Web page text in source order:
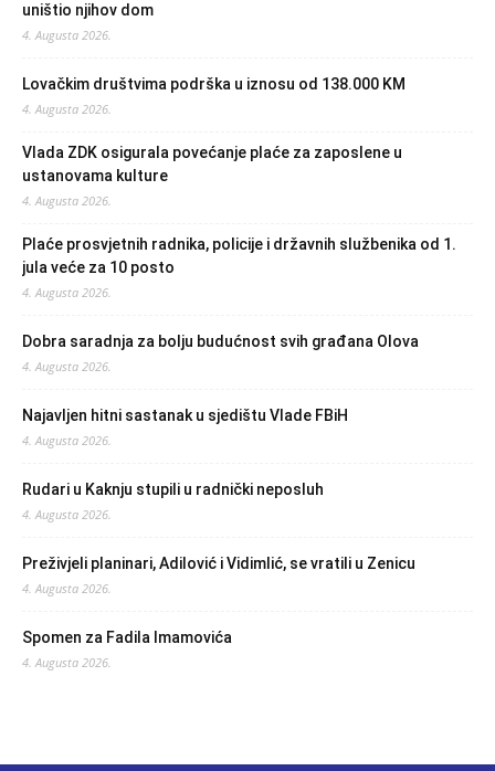
uništio njihov dom
4. Augusta 2026.
Lovačkim društvima podrška u iznosu od 138.000 KM
4. Augusta 2026.
Vlada ZDK osigurala povećanje plaće za zaposlene u
ustanovama kulture
4. Augusta 2026.
Plaće prosvjetnih radnika, policije i državnih službenika od 1.
jula veće za 10 posto
4. Augusta 2026.
Dobra saradnja za bolju budućnost svih građana Olova
4. Augusta 2026.
Najavljen hitni sastanak u sjedištu Vlade FBiH
4. Augusta 2026.
Rudari u Kaknju stupili u radnički neposluh
4. Augusta 2026.
Preživjeli planinari, Adilović i Vidimlić, se vratili u Zenicu
4. Augusta 2026.
Spomen za Fadila Imamovića
4. Augusta 2026.